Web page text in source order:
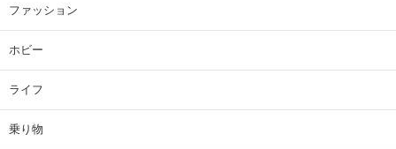
ファッション
ホビー
ライフ
乗り物